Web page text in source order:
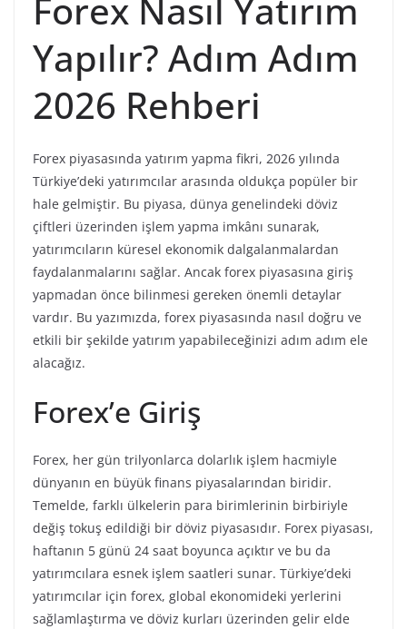
Forex Nasıl Yatırım
Yapılır? Adım Adım
2026 Rehberi
Forex piyasasında yatırım yapma fikri, 2026 yılında
Türkiye’deki yatırımcılar arasında oldukça popüler bir
hale gelmiştir. Bu piyasa, dünya genelindeki döviz
çiftleri üzerinden işlem yapma imkânı sunarak,
yatırımcıların küresel ekonomik dalgalanmalardan
faydalanmalarını sağlar. Ancak forex piyasasına giriş
yapmadan önce bilinmesi gereken önemli detaylar
vardır. Bu yazımızda, forex piyasasında nasıl doğru ve
etkili bir şekilde yatırım yapabileceğinizi adım adım ele
alacağız.
Forex’e Giriş
Forex, her gün trilyonlarca dolarlık işlem hacmiyle
dünyanın en büyük finans piyasalarından biridir.
Temelde, farklı ülkelerin para birimlerinin birbiriyle
değiş tokuş edildiği bir döviz piyasasıdır. Forex piyasası,
haftanın 5 günü 24 saat boyunca açıktır ve bu da
yatırımcılara esnek işlem saatleri sunar. Türkiye’deki
yatırımcılar için forex, global ekonomideki yerlerini
sağlamlaştırma ve döviz kurları üzerinden gelir elde